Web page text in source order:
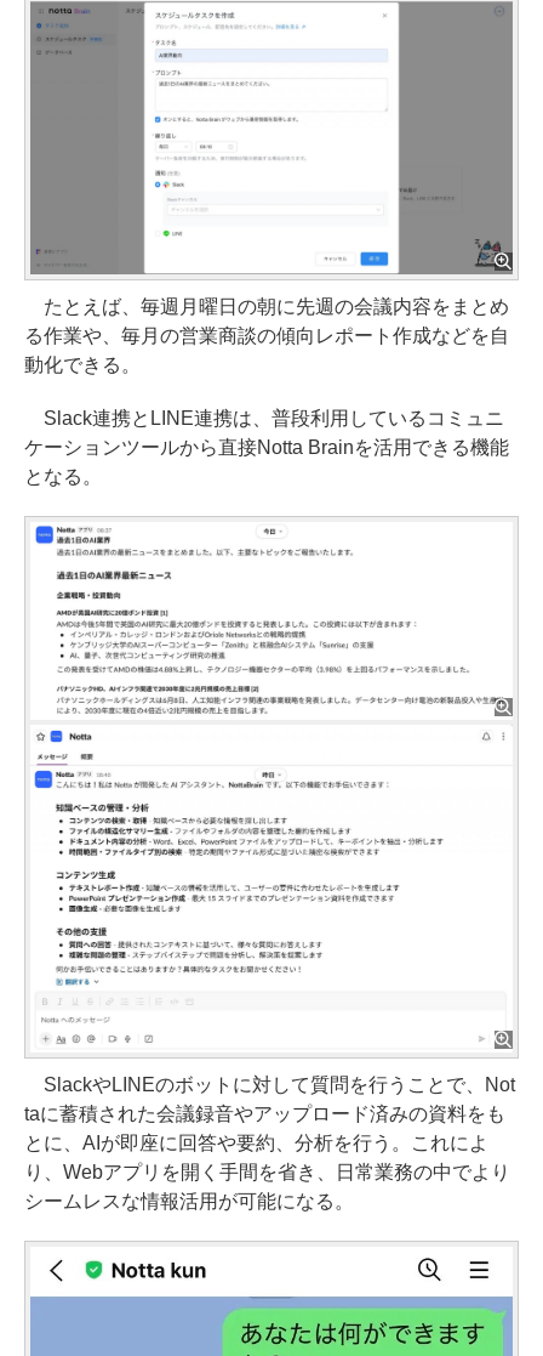
たとえば、毎週月曜日の朝に先週の会議内容をまとめ
る作業や、毎月の営業商談の傾向レポート作成などを自
動化できる。
Slack連携とLINE連携は、普段利用しているコミュニ
ケーションツールから直接Notta Brainを活用できる機能
となる。
SlackやLINEのボットに対して質問を行うことで、Not
taに蓄積された会議録音やアップロード済みの資料をも
とに、AIが即座に回答や要約、分析を行う。これによ
り、Webアプリを開く手間を省き、日常業務の中でより
シームレスな情報活用が可能になる。